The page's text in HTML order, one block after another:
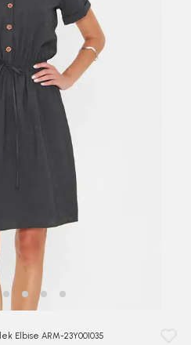
Elbise ARM-23Y001035